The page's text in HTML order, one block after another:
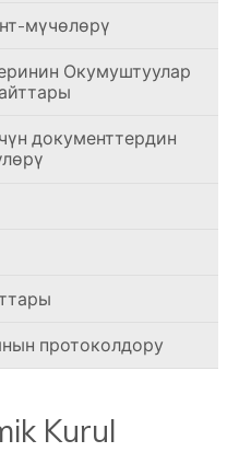
мүчөлөрү
Окумуштуулар
документтердин
протоколдору
Kurul